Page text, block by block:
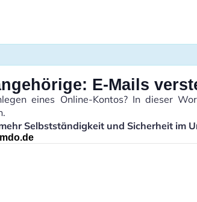
E-Mails
eines Online-Kontos? In dieser
Selbstständigkeit und Sicherheit im